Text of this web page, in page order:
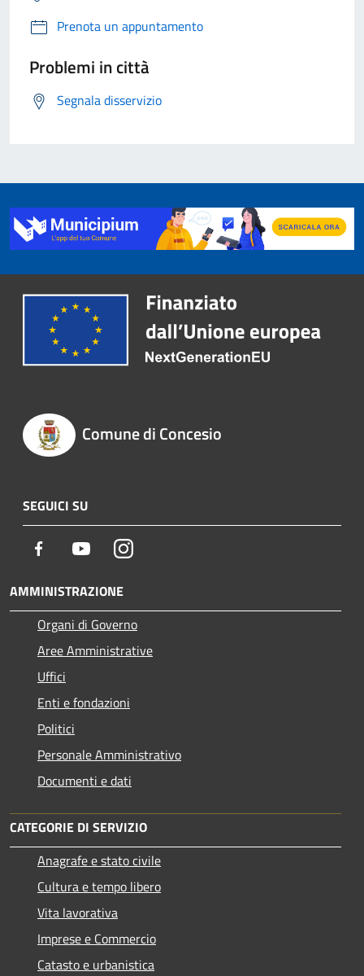
Prenota un appuntamento
Problemi in città
Segnala disservizio
Comune di Concesio
SEGUICI SU
Facebook YoutubeInstagram
AMMINISTRAZIONE
Organi di Governo
Aree Amministrative
Uffici
Enti e fondazioni
Politici
Personale Amministrativo
Documenti e dati
CATEGORIE DI SERVIZIO
Anagrafe e stato civile
Cultura e tempo libero
Vita lavorativa
Imprese e Commercio
Catasto e urbanistica